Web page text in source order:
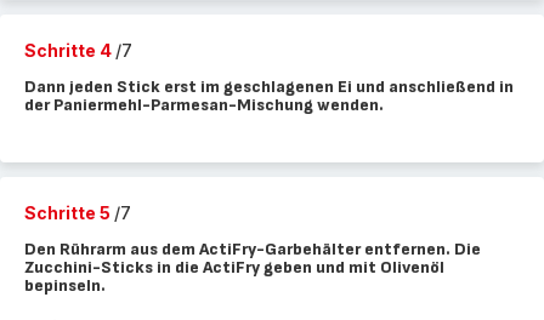
Schritte 4 /7
Dann jeden Stick erst im geschlagenen Ei und anschließend in
der Paniermehl-Parmesan-Mischung wenden.
Schritte 5 /7
Den Rührarm aus dem ActiFry-Garbehälter entfernen. Die
Zucchini-Sticks in die ActiFry geben und mit Olivenöl
bepinseln.